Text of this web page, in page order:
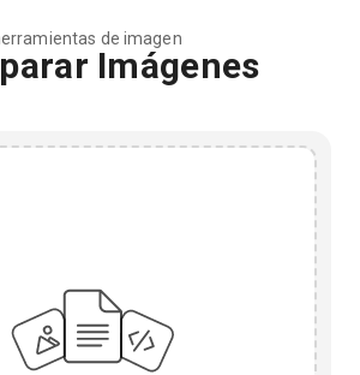
de imagen
Imágenes